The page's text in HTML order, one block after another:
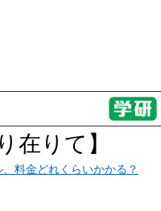
在りて】
料金どれくらいかかる？